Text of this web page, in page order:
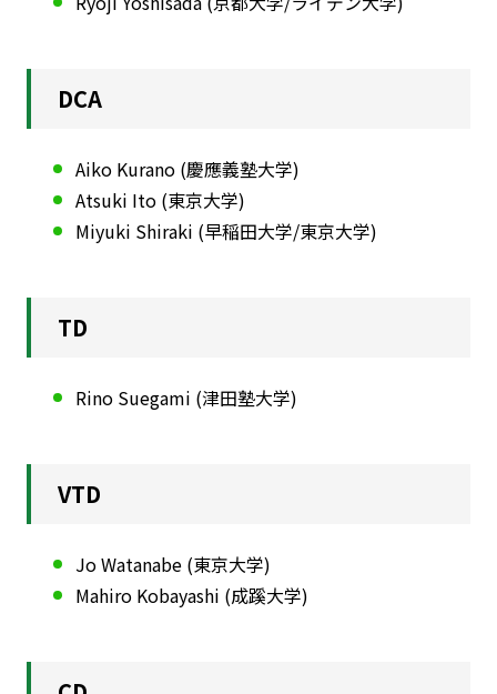
DCA
Aiko Kurano (慶應義塾大学)
Atsuki Ito (東京大学)
Miyuki Shiraki (早稲田大学/東京大学)
TD
Rino Suegami (津田塾大学)
VTD
Jo Watanabe (東京大学)
Mahiro Kobayashi (成蹊大学)